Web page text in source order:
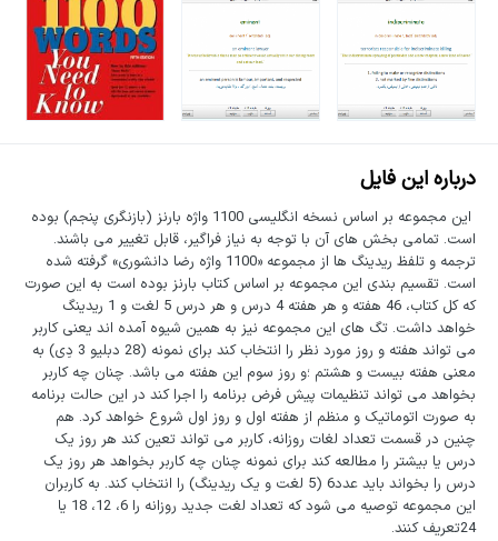
درباره این فایل
این مجموعه بر اساس نسخه انگلیسی 1100 واژه بارنز (بازنگری پنجم) بوده
است. تمامی بخش های آن با توجه به نیاز فراگیر، قابل تغییر می باشند.
ترجمه و تلفظ ریدینگ ها از مجموعه «1100 واژه رضا دانشوری» گرفته شده
است. تقسیم بندی این مجموعه بر اساس کتاب بارنز بوده است به این صورت
که کل کتاب، 46 هفته و هر هفته 4 درس و هر درس 5 لغت و 1 ریدینگ
خواهد داشت. تگ های این مجموعه نیز به همین شیوه آمده اند یعنی کاربر
می تواند هفته و روز مورد نظر را انتخاب کند برای نمونه (28 دبلیو 3 دِی) به
معنی هفته بیست و هشتم ؛و روز سوم این هفته می باشد. چنان چه کاربر
بخواهد می تواند تنظیمات پیش فرض برنامه را اجرا کند در این حالت برنامه
به صورت اتوماتیک و منظم از هفته اول و روز اول شروع خواهد کرد. هم
چنین در قسمت تعداد لغات روزانه، کاربر می تواند تعین کند هر روز یک
درس یا بیشتر را مطالعه کند برای نمونه چنان چه کاربر بخواهد هر روز یک
درس را بخواند باید عدد6 (5 لغت و یک ریدینگ) را انتخاب کند. به کاربران
این مجموعه توصیه می شود که تعداد لغت جدید روزانه را 6، 12، 18 یا
24تعریف کنند.